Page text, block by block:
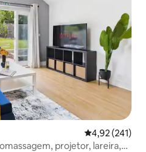
4,92 de uma
4,92 (241)
projetor, lareira,